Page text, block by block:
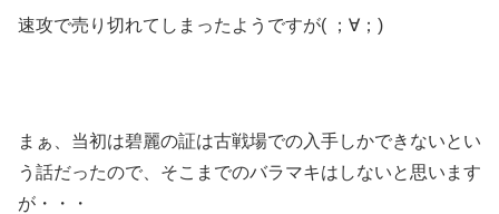
速攻で売り切れてしまったようですが( ；∀；)
まぁ、当初は碧麗の証は古戦場での入手しかできないとい
う話だったので、そこまでのバラマキはしないと思います
が・・・